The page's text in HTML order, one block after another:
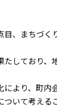
まちづく
しており、
より、町内
いて考える